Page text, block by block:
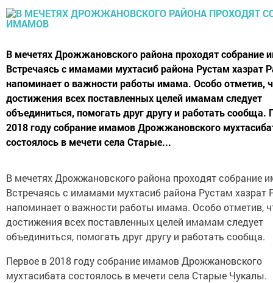
В мечетях Дрожжановского района проходят собрание
Встречаясь с имамами мухтасиб района Рустам хазрат
напоминает о важности работы имама. Особо отметив,
достижения всех поставленных целей имамам следует
объединиться, помогать друг другу и работать сообща.
2018 году собрание имамов Дрожжановского
состоялось в мечети села Старые...
В мечетях Дрожжановского района проходят собрание
Встречаясь с имамами мухтасиб района Рустам хазрат
напоминает о важности работы имама. Особо отметив,
достижения всех поставленных целей имамам следует
объединиться, помогать друг другу и работать сообща.
Первое в 2018 году собрание имамов Дрожжановского
мухтасибата состоялось в мечети села Старые Чукалы.